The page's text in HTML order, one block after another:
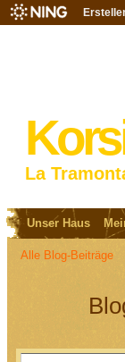
La
Unser Haus
Alle Blog-Beiträge